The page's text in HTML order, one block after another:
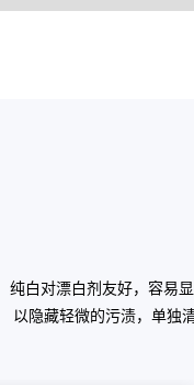
纯白对漂白剂友好，容易
以隐藏轻微的污渍，单独